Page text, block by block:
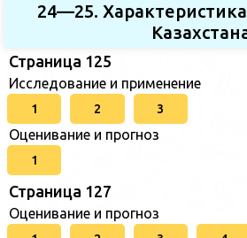
24—25.
Страница 125
Исследование и применение
1 2 3
Оценивание и прогноз
1
Страница 127
Оценивание и прогноз